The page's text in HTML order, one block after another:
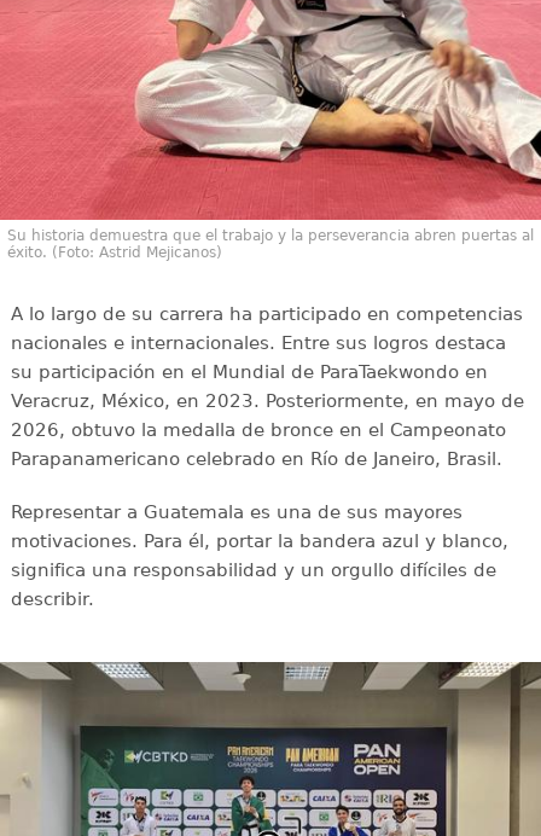
Su historia demuestra que el trabajo y la perseverancia abren puertas al
éxito. (Foto: Astrid Mejicanos)
A lo largo de su carrera ha participado en competencias
nacionales e internacionales. Entre sus logros destaca
su participación en el Mundial de ParaTaekwondo en
Veracruz, México, en 2023. Posteriormente, en mayo de
2026, obtuvo la medalla de bronce en el Campeonato
Parapanamericano celebrado en Río de Janeiro, Brasil.
Representar a Guatemala es una de sus mayores
motivaciones. Para él, portar la bandera azul y blanco,
significa una responsabilidad y un orgullo difíciles de
describir.